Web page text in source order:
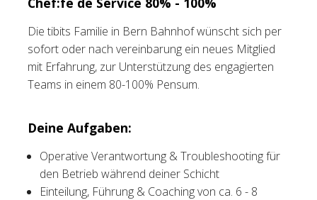
Tischreservation
Login
Schweiz (DE)
Die tibits Familie in Bern Bahnhof wünscht sich per
sofort oder nach vereinbarung ein neues Mitglied
mit Erfahrung, zur Unterstützung des engagierten
Teams in einem 80-100% Pensum.
Deine Aufgaben:
Operative Verantwortung & Troubleshooting für
den Betrieb während deiner Schicht
Einteilung, Führung & Coaching von ca. 6 - 8